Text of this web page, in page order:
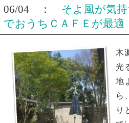
06/04 ： そよ風が気
でおうちＣＡＦＥが最適
木
光
地
ら
り